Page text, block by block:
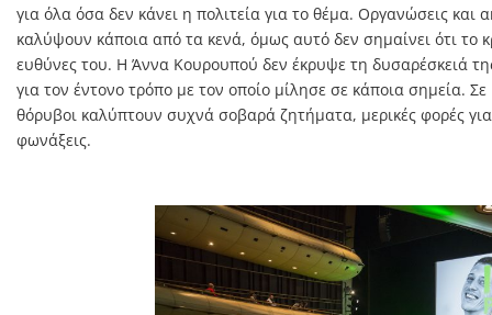
για όλα όσα δεν κάνει η πολιτεία για το θέμα. Οργανώσεις
καλύψουν κάποια από τα κενά, όμως αυτό δεν σημαίνει ότι το
ευθύνες του. Η Άννα Κουρουπού δεν έκρυψε τη δυσαρέσκειά
για τον έντονο τρόπο με τον οποίο μίλησε σε κάποια σημεία.
θόρυβοι καλύπτουν συχνά σοβαρά ζητήματα, μερικές φορές
φωνάξεις.